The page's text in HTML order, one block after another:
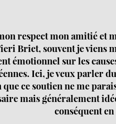
respect mon amitié et
Briet, souvent je viens
émotionnel sur les
Ici, je veux parler
que ce soutien ne me
mais généralement
conséquent